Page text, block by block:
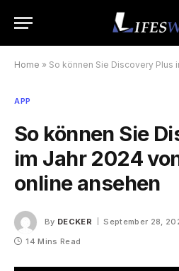
Home » So können Sie Discovery Plus im Jahr
APP
So können Sie
im Jahr 2024
online ansehen
By DECKER September 28,
14 Mins Read